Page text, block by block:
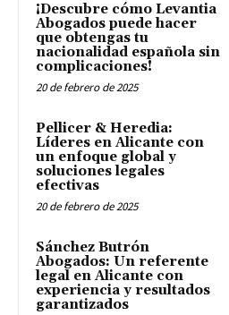
¡Descubre cómo Levantia
Abogados puede hacer
que obtengas tu
nacionalidad española sin
complicaciones!
20 de febrero de 2025
Pellicer & Heredia:
Líderes en Alicante con
un enfoque global y
soluciones legales
efectivas
20 de febrero de 2025
Sánchez Butrón
Abogados: Un referente
legal en Alicante con
experiencia y resultados
garantizados